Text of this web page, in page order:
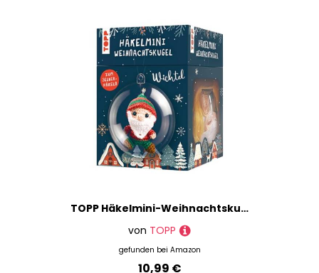
TOPP Häkelmini-Weihnachtskugel Häkelset Wichtel: Anleitung, Garn (100% Baumwolle) in 5 Farben, Häkelnadel (1,5 mm), Kunststoffkugel (7 cm), Füllwatte, Perlen, Glöckchen, White
von TOPP
gefunden bei Amazon
10,99 €